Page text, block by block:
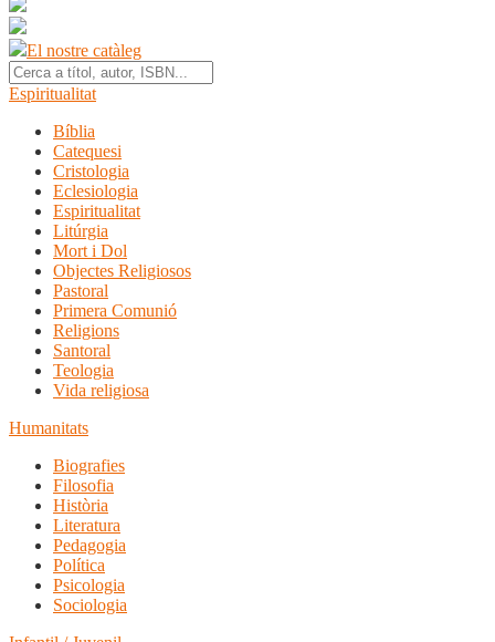
El nostre catàleg
Espiritualitat
Bíblia
Catequesi
Cristologia
Eclesiologia
Espiritualitat
Litúrgia
Mort i Dol
Objectes Religiosos
Pastoral
Primera Comunió
Religions
Santoral
Teologia
Vida religiosa
Humanitats
Biografies
Filosofia
Història
Literatura
Pedagogia
Política
Psicologia
Sociologia